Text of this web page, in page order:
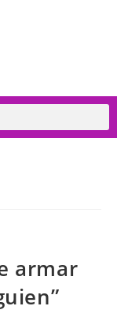
armar